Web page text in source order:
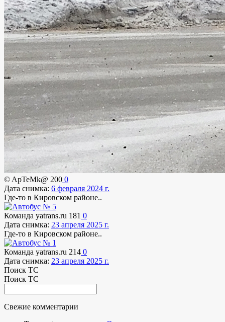
© ApTeMk@ 200 0
Дата снимка: 6 февраля 2024 г.
Где-то в Кировском районе..
Команда yatrans.ru 181 0
Дата снимка: 23 апреля 2025 г.
Где-то в Кировском районе..
Команда yatrans.ru 214 0
Дата снимка: 23 апреля 2025 г.
Поиск ТС
Поиск ТС
Свежие комментарии